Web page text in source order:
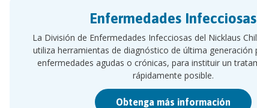
Enfermedades Infecciosas
La División de Enfermedades Infecciosas del Nicklaus
utiliza herramientas de diagnóstico de última generación
enfermedades agudas o crónicas, para instituir un
rápidamente posible.
Obtenga más información